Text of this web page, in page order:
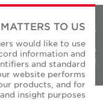
Privacy Policies
© Copyright Cushman & Wakefield Core 2026.
All Rights Reserved.
MATTERS TO US
would like to use
information and
and standard
website performs
products, and for
and insight purposes.